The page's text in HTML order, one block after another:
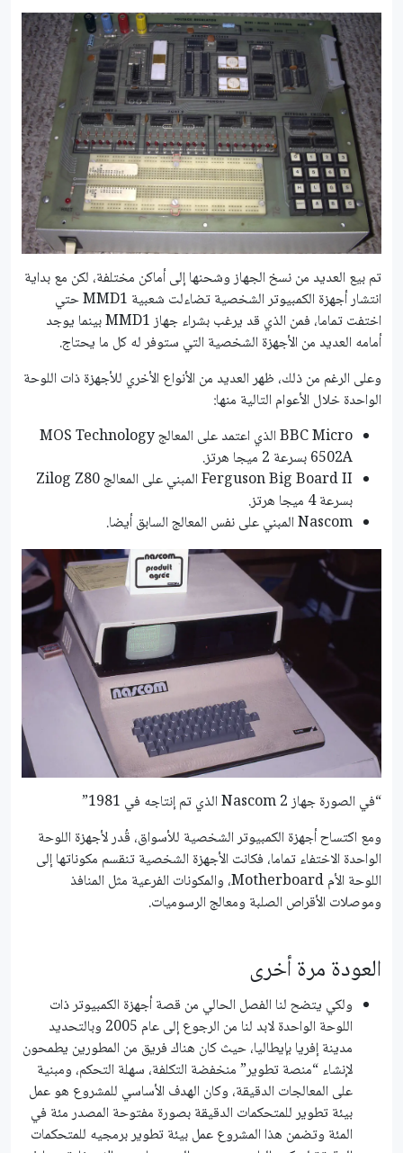
تم بيع العديد من نسخ الجهاز وشحنها إلى أماكن مختلفة، لكن مع بداية
انتشار أجهزة الكمبيوتر الشخصية تضاءلت شعبية MMD1 حتي
اختفت تماما، فمن الذي قد يرغب بشراء جهاز MMD1 بينما يوجد
أمامه العديد من الأجهزة الشخصية التي ستوفر له كل ما يحتاج.
وعلى الرغم من ذلك، ظهر العديد من الأنواع الأخري للأجهزة ذات اللوحة
الواحدة خلال الأعوام التالية منها:
BBC Micro الذي اعتمد على المعالج MOS Technology
6502A بسرعة 2 ميجا هرتز.
Ferguson Big Board II المبني على المعالج Zilog Z80
بسرعة 4 ميجا هرتز.
Nascom المبني على نفس المعالج السابق أيضا.
“في الصورة جهاز Nascom 2 الذي تم إنتاجه في 1981”
ومع اكتساح أجهزة الكمبيوتر الشخصية للأسواق، قُدر لأجهزة اللوحة
الواحدة الاختفاء تماما، فكانت الأجهزة الشخصية تنقسم مكوناتها إلى
اللوحة الأم Motherboard، والمكونات الفرعية مثل المنافذ
وموصلات الأقراص الصلبة ومعالج الرسوميات.
العودة مرة أخرى
ولكي يتضح لنا الفصل الحالي من قصة أجهزة الكمبيوتر ذات
اللوحة الواحدة لابد لنا من الرجوع إلى عام 2005 وبالتحديد
مدينة إفريا بإيطاليا، حيث كان هناك فريق من المطورين يطمحون
لإنشاء “منصة تطوير” منخفضة التكلفة، سهلة التحكم، ومبنية
على المعالجات الدقيقة، وكان الهدف الأساسي للمشروع هو عمل
بيئة تطوير للمتحكمات الدقيقة بصورة مفتوحة المصدر مئة في
المئة وتضمن هذا المشروع عمل بيئة تطوير برمجيه للمتحكمات